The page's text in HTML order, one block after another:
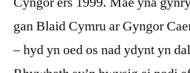
gan Blaid Cymru ar Gyngor
– hyd yn oed os nad ydynt yn